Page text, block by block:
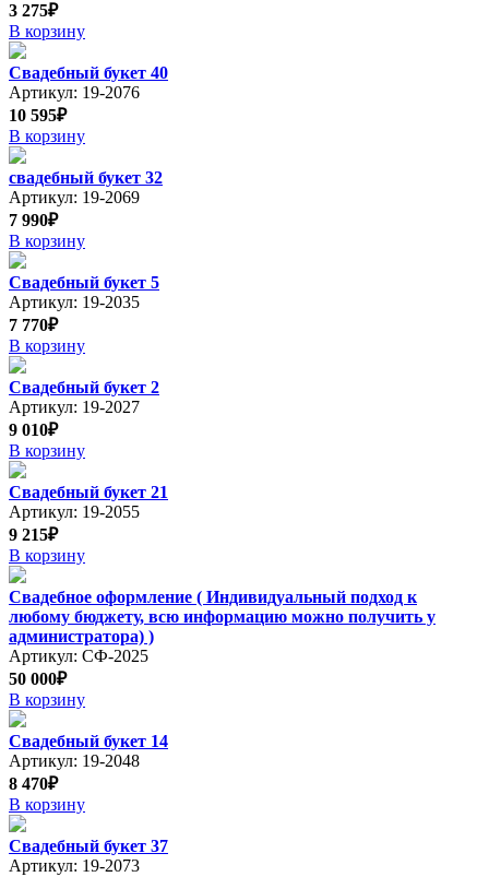
3 275₽
В корзину
Свадебный букет 40
Артикул: 19-2076
10 595₽
В корзину
свадебный букет 32
Артикул: 19-2069
7 990₽
В корзину
Свадебный букет 5
Артикул: 19-2035
7 770₽
В корзину
Свадебный букет 2
Артикул: 19-2027
9 010₽
В корзину
Свадебный букет 21
Артикул: 19-2055
9 215₽
В корзину
Свадебное оформление ( Индивидуальный подход к
любому бюджету, всю информацию можно получить у
администратора) )
Артикул: СФ-2025
50 000₽
В корзину
Свадебный букет 14
Артикул: 19-2048
8 470₽
В корзину
Свадебный букет 37
Артикул: 19-2073